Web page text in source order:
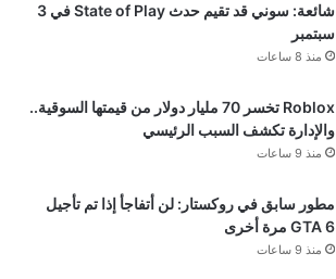
شائعة: سوني قد تقيم حدث State of Play في 3
سبتمبر
منذ 8 ساعات
Roblox تخسر 70 مليار دولار من قيمتها السوقية..
والإدارة تكشف السبب الرئيسي
منذ 9 ساعات
مطور سابق في روكستار: لن أتفاجأ إذا تم تأجيل
GTA 6 مرة أخرى
منذ 9 ساعات